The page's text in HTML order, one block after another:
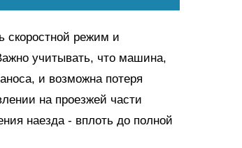
скоростной режим и
учитывать, что машина,
и возможна потеря
на проезжей части
наезда - вплоть до полной